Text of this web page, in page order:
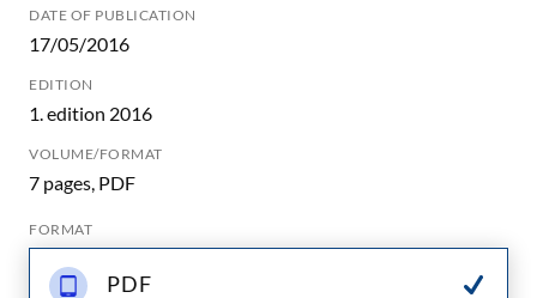
DATE OF PUBLICATION
17/05/2016
EDITION
1. edition 2016
VOLUME/FORMAT
7 pages, PDF
FORMAT
PDF